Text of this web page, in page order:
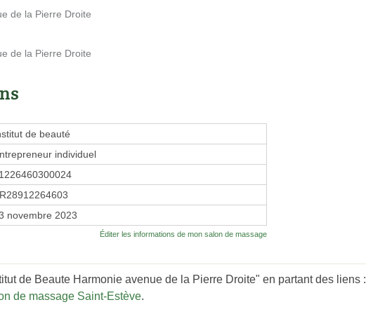
de la Pierre Droite
de la Pierre Droite
de beauté
individuel
novembre 2023
Éditer les informations de mon salon de massage
de Beaute Harmonie avenue de la Pierre Droite" en partant des liens :
de massage Saint-Estève.